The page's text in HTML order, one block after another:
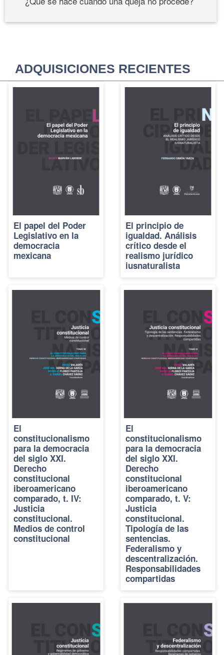
ADQUISICIONES RECIENTES
El papel del Poder
Legislativo en la
democracia
mexicana
El principio de
igualdad. Análisis
crítico desde el
realismo jurídico
iusnaturalista
El
constitucionalismo
para la democracia
del siglo XXI.
Derecho
constitucional
iberoamericano
comparado, t. IV:
Justicia
constitucional.
Medios de control
constitucional
El
constitucionalismo
para la democracia
del siglo XXI.
Derecho
constitucional
iberoamericano
comparado, t. V:
Justicia
constitucional.
Tipología de las
sentencias.
Federalismo y
descentralización.
Responsabilidades
compartidas